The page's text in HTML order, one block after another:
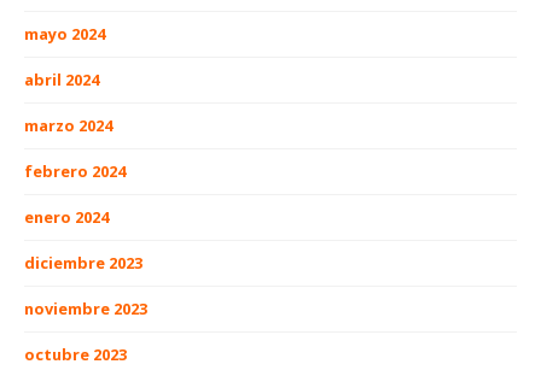
mayo 2024
abril 2024
marzo 2024
febrero 2024
enero 2024
diciembre 2023
noviembre 2023
octubre 2023